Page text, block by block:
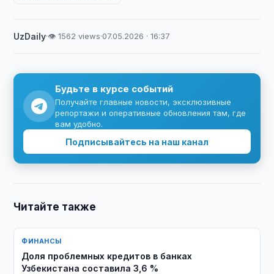
UzDaily·👁 1562 views·07.05.2026 · 16:37
Будьте в курсе событий
Получайте главные новости, эксклюзивные
репортажи и оперативные обновления там, где
вам удобно.
Подписывайтесь на наш канал
Читайте также
ФИНАНСЫ
Доля проблемных кредитов в банках
Узбекистана составила 3,6 %